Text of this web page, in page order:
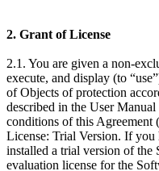
2. Grant of License
2.1. You are given a non-
execute, and display (to
of Objects of protection
described in the User
conditions of this Agreement
License: Trial Version. If you
installed a trial version of the
evaluation license for the